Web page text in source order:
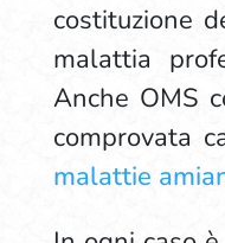
costituzione
malattia
Anche OMS
comprovata
malattie